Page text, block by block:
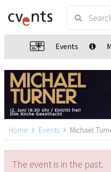
Events
Home Events Michael
The event is in the past.